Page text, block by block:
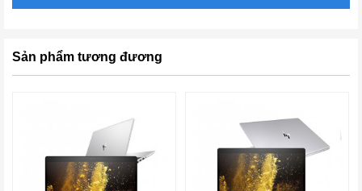
Sản phẩm tương đương